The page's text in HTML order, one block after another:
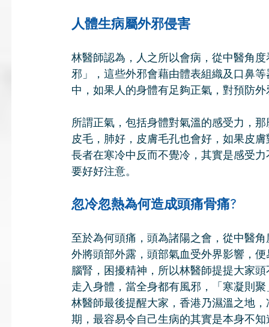
人體生病屬外邪侵害
林醫師認為，人之所以會病，從中醫角
邪」，這些外邪會藉由體表組織及口鼻
中，如果人的身體有足夠正氣，對預防
所謂正氣，包括身體對氣溫的感受力，
皮毛，肺好，皮膚毛孔也會好，如果皮
長者在寒冷中反而不覺冷，其實是感受
要好好注意。
忽冷忽熱為何造成頭痛骨痛?
至於為何頭痛，頭為諸陽之會，從中醫
外將頭部外露，頭部氣血受外界影響，
腦腎，困擾精神，所以林醫師提提大家
走入身體，當全身都有風邪，「寒凝則
林醫師最後提醒大家，香港乃濕溫之地
期，最容易令自己生病的其實是本身不